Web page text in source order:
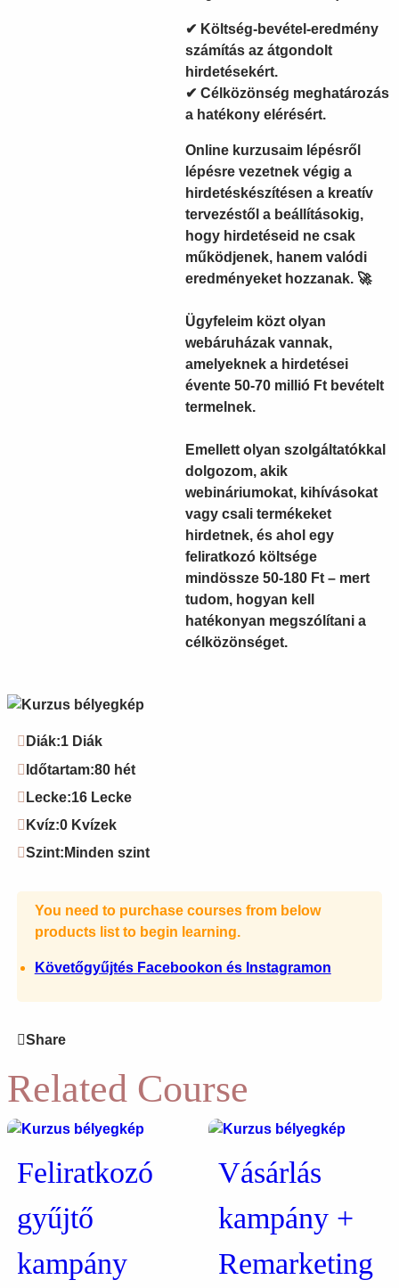
✔ Költség-bevétel-eredmény
számítás az átgondolt
hirdetésekért.
✔ Célközönség meghatározás
a hatékony elérésért.
Online kurzusaim lépésről
lépésre vezetnek végig a
hirdetéskészítésen a kreatív
tervezéstől a beállításokig,
hogy hirdetéseid ne csak
működjenek, hanem valódi
eredményeket hozzanak. 🚀
Ügyfeleim közt olyan
webáruházak vannak,
amelyeknek a hirdetései
évente 50-70 millió Ft bevételt
termelnek.
Emellett olyan szolgáltatókkal
dolgozom, akik
webináriumokat, kihívásokat
vagy csali termékeket
hirdetnek, és ahol egy
feliratkozó költsége
mindössze 50-180 Ft – mert
tudom, hogyan kell
hatékonyan megszólítani a
célközönséget.
Diák:1 Diák
Időtartam:80 hét
Lecke:16 Lecke
Kvíz:0 Kvízek
Szint: Minden szint
You need to purchase courses from below
products list to begin learning.
Követőgyűjtés Facebookon és Instagramon
Share
Related Course
Feliratkozó
gyűjtő
kampány
Vásárlás
kampány +
Remarketing